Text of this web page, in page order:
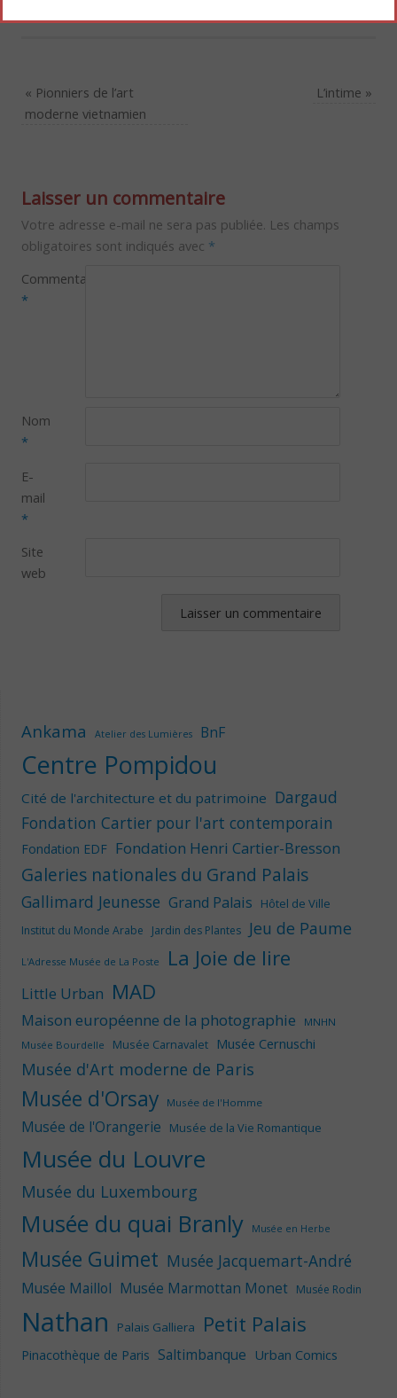
Mettre en favori lePermalien.
« Pionniers de l’art
moderne vietnamien
L’intime »
Laisser un commentaire
Votre adresse e-mail ne sera pas publiée. Les champs
obligatoires sont indiqués avec *
Commentaire
*
Nom
*
E-
mail
*
Site
web
Ankama Atelier des Lumières BnF
Centre Pompidou
Cité de l'architecture et du patrimoine Dargaud
Fondation Cartier pour l'art contemporain
Fondation EDF Fondation Henri Cartier-Bresson
Galeries nationales du Grand Palais
Gallimard Jeunesse Grand Palais Hôtel de Ville
Institut du Monde Arabe Jardin des Plantes Jeu de Paume
L'Adresse Musée de La Poste La Joie de lire
Little Urban MAD
Maison européenne de la photographie
MNHN
Musée Bourdelle
Musée Carnavalet Musée Cernuschi
Musée d'Art moderne de Paris
Musée d'Orsay Musée de l'Homme
Musée de l'Orangerie Musée de la Vie Romantique
Musée du Louvre
Musée du Luxembourg
Musée du quai Branly Musée en Herbe
Musée Guimet Musée Jacquemart-André
Musée Maillol Musée Marmottan Monet Musée Rodin
Nathan Palais Galliera Petit Palais
Pinacothèque de Paris Saltimbanque Urban Comics